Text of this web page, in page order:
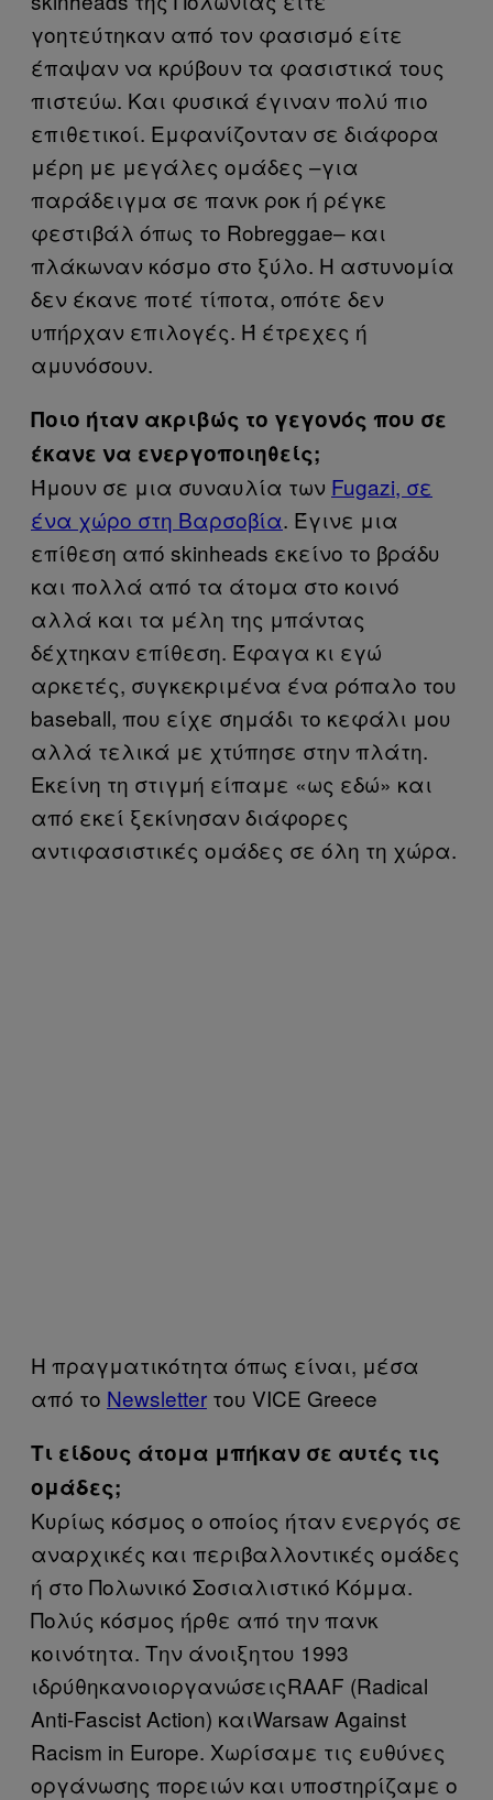
γοητεύτηκαν από τον φασισμό είτε
έπαψαν να κρύβουν τα φασιστικά τους
πιστεύω. Και φυσικά έγιναν πολύ πιο
επιθετικοί. Εμφανίζονταν σε διάφορα
μέρη με μεγάλες ομάδες –για
παράδειγμα σε πανκ ροκ ή ρέγκε
φεστιβάλ όπως το Robreggae– και
πλάκωναν κόσμο στο ξύλο. Η αστυνομία
δεν έκανε ποτέ τίποτα, οπότε δεν
υπήρχαν επιλογές. Ή έτρεχες ή
αμυνόσουν.
Ποιο ήταν ακριβώς το γεγονός που σε
έκανε να ενεργοποιηθείς;
Ήμουν σε μια συναυλία των Fugazi, σε
ένα χώρο στη Βαρσοβία. Έγινε μια
επίθεση από skinheads εκείνο το βράδυ
και πολλά από τα άτομα στο κοινό
αλλά και τα μέλη της μπάντας
δέχτηκαν επίθεση. Έφαγα κι εγώ
αρκετές, συγκεκριμένα ένα ρόπαλο του
baseball, που είχε σημάδι το κεφάλι μου
αλλά τελικά με χτύπησε στην πλάτη.
Εκείνη τη στιγμή είπαμε «ως εδώ» και
από εκεί ξεκίνησαν διάφορες
αντιφασιστικές ομάδες σε όλη τη χώρα.
Η πραγματικότητα όπως είναι, μέσα
από το Newsletter του VICE Greece
Τι είδους άτομα μπήκαν σε αυτές τις
ομάδες;
Κυρίως κόσμος ο οποίος ήταν ενεργός σε
αναρχικές και περιβαλλοντικές ομάδες
ή στο Πολωνικό Σοσιαλιστικό Κόμμα.
Πολύς κόσμος ήρθε από την πανκ
κοινότητα. Την άνοιξητου 1993
ιδρύθηκανοιοργανώσειςRAAF (Radical
Anti-Fascist Action) καιWarsaw Against
Racism in Europe. Χωρίσαμε τις ευθύνες
οργάνωσης πορειών και υποστηρίζαμε ο